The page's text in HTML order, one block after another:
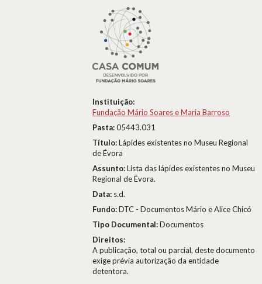
Instituição:
Fundação Mário Soares e Maria Barroso
Pasta:05443.031
Título:Lápides existentes no Museu Regional
de Évora
Assunto:Lista das lápides existentes no Museu
Regional de Évora.
Data: s.d.
Fundo:DTC - Documentos Mário e Alice Chicó
Tipo Documental:Documentos
Direitos:
A publicação, total ou parcial, deste documento
exige prévia autorização da entidade
detentora.